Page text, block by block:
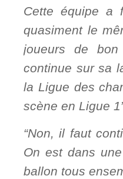
Cette équipe a
quasiment le
joueurs de
continue sur sa
la Ligue des
scène en Ligue
“Non, il faut
On est dans
ballon tous